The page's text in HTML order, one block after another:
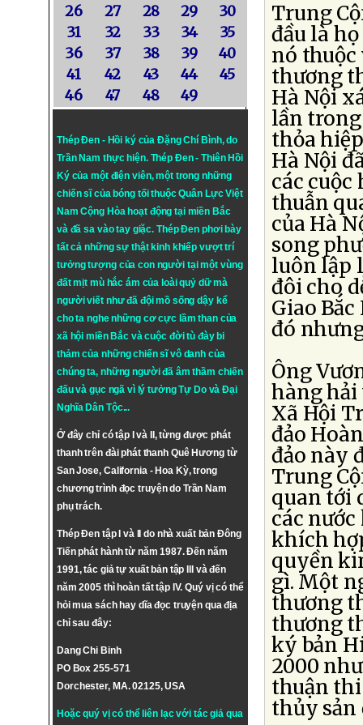
26
27 28 29
30
31
32 33 34
35
36
37 38 39
40
41
42 43 44
45
46
47 48 49
Thép Đen - Hồi ký của Đặng Chí Bình, do
Trần Nam thực hiện. Thép Đen- Thiên Hồi
Ký của một điện viên, một trong những
chiến sĩ của bóng tối thuộc Quân Lực Việt
Nam Cộng Hòa hoạt động tại miền Bắc
và đã sa vào tay giặc. Thép Đen phơi bày
tất cả những sự thật kinh khiếp vượt trí
tưởng tượng của con người tại một vùng
đất mịt mù hắc ám của loài quỷ dữ mà
người viết như đã đội mồ sống dậy kể
cho ta nghe những cơ cực lầm than của
xã hội miền Bắc và cuộc đời tù đày bi
thảm của những chiến sĩ vô danh của
chúng ta, những người đã âm thầm chiến
đấu và gục ngã vì lý tưởngTự DovàĐại
Nghĩa Dân Tộc...
Ở đây chỉ có tập I và II, từng được phát
thanh trên đài phát thanh Quê Hương từ
San Jose, California - Hoa Kỳ, trong
chương trình đọc truyện do Trần Nam
phụ trách.
Thép Đen tập I và II do nhà xuất bản Đông
Tiến phát hành từ năm 1987. Đến năm
1991, tác giả tự xuất bản tập III và đến
năm 2005 thì hoàn tất tập IV. Quý vị có thể
hỏi mua sách hay dĩa đọc truyện qua địa
chỉ sau đây:
Dang Chi Binh
PO Box 255-571
Dorchester, MA. 02125, USA
Hoặc quý vị có thể liên lạc với tác giả qua
Trung
đầu là
nó thuộc
thương
Hà Nội
lần
thỏa
Hà Nội
các cuộc
thuẫn
của Hà
song
luôn lập
đôi cho
Giao
đó
Ông
hàng hải
Xã Hội
đảo
đảo này
Trung
quan tới
các
khích
quyền
gì. Một
thương
thương
ký bản
2000
thuận thi
thủy sản